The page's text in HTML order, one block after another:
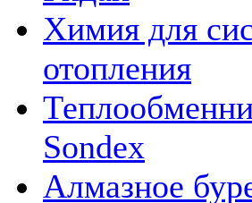
Химия для
отопления
Sondex
Алмазное